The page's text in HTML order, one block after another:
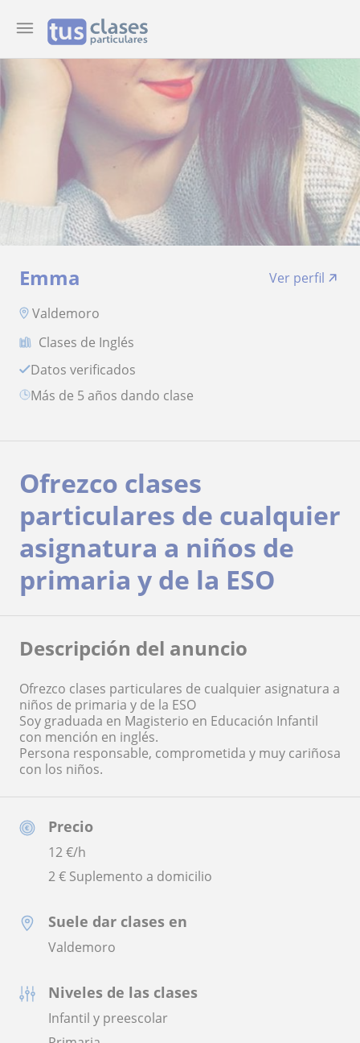
Emma
Ver perfil
Valdemoro
Clases de Inglés
Datos verificados
más de 5 años dando clase
Precio
12€/h
2 € Suplemento a domicilio
Suele dar clases en
Valdemoro
Niveles de las clases
Infantil y preescolar
Ofrezco clases
particulares de cualquier
asignatura a niños de
primaria y de la ESO
Descripción del anuncio
Ofrezco clases particulares de cualquier asignatura a
niños de primaria y de la ESO
Soy graduada en Magisterio en Educación Infantil
con mención en inglés.
Persona responsable, comprometida y muy cariñosa
con los niños.